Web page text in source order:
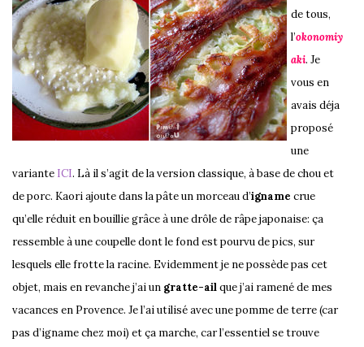
de tous,
l’okonomiy
aki. Je
vous en
avais déja
proposé
une
variante ICI. Là il s’agit de la version classique, à base de chou et
de porc. Kaori ajoute dans la pâte un morceau d’igname crue
qu’elle réduit en bouillie grâce à une drôle de râpe japonaise: ça
ressemble à une coupelle dont le fond est pourvu de pics, sur
lesquels elle frotte la racine. Evidemment je ne possède pas cet
objet, mais en revanche j’ai un gratte-ailque j’ai ramené de mes
vacances en Provence. Je l’ai utilisé avec une pomme de terre (car
pas d’igname chez moi) et ça marche, car l’essentiel se trouve